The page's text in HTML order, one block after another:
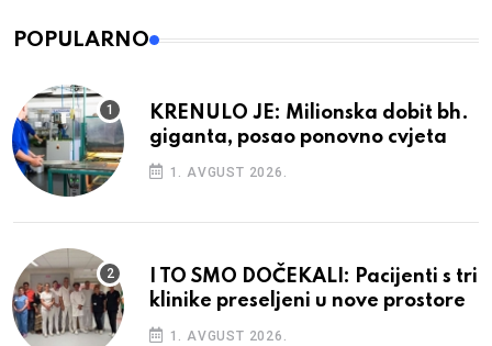
POPULARNO
KRENULO JE: Milionska dobit bh.
giganta, posao ponovno cvjeta
1. AVGUST 2026.
I TO SMO DOČEKALI: Pacijenti s tri
klinike preseljeni u nove prostore
1. AVGUST 2026.